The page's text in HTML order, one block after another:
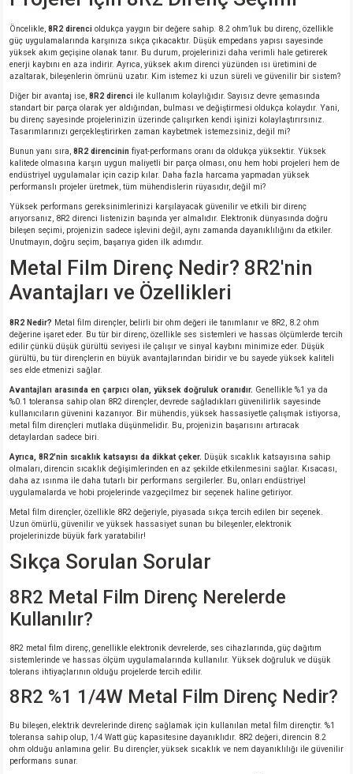
MARKA)
Öncelikle, 8R2 direnci oldukça yaygın bir değere sahip. 8.2 ohm’luk bu direnç, özellikle
güç uygulamalarında karşınıza sıkça çıkacaktır. Düşük empedans yapısı sayesinde
yüksek akım geçişine olanak tanır. Bu durum, projelerinizi daha verimli hale getirerek
enerji kaybını en aza indirir. Ayrıca, yüksek akım direnci yüzünden ısı üretimini de
azaltarak, bileşenlerin ömrünü uzatır. Kim istemez ki uzun süreli ve güvenilir bir sistem?
Diğer bir avantaj ise, 8R2 direnci ile kullanım kolaylığıdır. Sayısız devre şemasında
standart bir parça olarak yer aldığından, bulması ve değiştirmesi oldukça kolaydır. Yani,
bu direnç sayesinde projelerinizin üzerinde çalışırken kendi işinizi kolaylaştırırsınız.
Tasarımlarınızı gerçekleştirirken zaman kaybetmek istemezsiniz, değil mi?
Bunun yanı sıra, 8R2 direncinin fiyat-performans oranı da oldukça yüksektir. Yüksek
kalitede olmasına karşın uygun maliyetli bir parça olması, onu hem hobi projeleri hem de
endüstriyel uygulamalar için cazip kılar. Daha fazla harcama yapmadan yüksek
performanslı projeler üretmek, tüm mühendislerin rüyasıdır, değil mi?
Yüksek performans gereksinimlerinizi karşılayacak güvenilir ve etkili bir direnç
arıyorsanız, 8R2 direnci listenizin başında yer almalıdır. Elektronik dünyasında doğru
bileşen seçimi, projenizin sadece işlevini değil, aynı zamanda dayanıklılığını da etkiler.
Unutmayın, doğru seçim, başarıya giden ilk adımdır.
Metal Film Direnç Nedir? 8R2'nin
Avantajları ve Özellikleri
8R2 Nedir? Metal film dirençler, belirli bir ohm değeri ile tanımlanır ve 8R2, 8.2 ohm
değerine işaret eder. Bu tür bir direnç, özellikle ses sistemleri ve hassas ölçümlerde tercih
edilir çünkü düşük gürültü seviyesi ile çalışır ve sinyal kaybını minimize eder. Düşük
gürültü, bu tür dirençlerin en büyük avantajlarından biridir ve bu sayede yüksek kaliteli
ses elde etmenizi sağlar.
Avantajları arasında en çarpıcı olan, yüksek doğruluk oranıdır. Genellikle %1 ya da
%0.1 toleransa sahip olan 8R2 dirençler, devrede sağladıkları güvenilirlik sayesinde
kullanıcıların güvenini kazanıyor. Bir mühendis, yüksek hassasiyetle çalışmak istiyorsa,
metal film dirençleri mutlaka düşünmelidir. Bu, projenizin başarısını artıracak
detaylardan sadece biri.
Ayrıca, 8R2'nin sıcaklık katsayısı da dikkat çeker. Düşük sıcaklık katsayısına sahip
olmaları, direncin sıcaklık değişimlerinden en az şekilde etkilenmesini sağlar. Kısacası,
daha az ısınma ile daha tutarlı bir performans sergilerler. Bu, onları endüstriyel
uygulamalarda ve hobi projelerinde vazgeçilmez bir seçenek haline getiriyor.
Metal film dirençler, özellikle 8R2 değeriyle, piyasada sıkça tercih edilen bir seçenek.
Uzun ömürlü, güvenilir ve yüksek hassasiyet sunan bu bileşenler, elektronik
projelerinizde büyük fark yaratabilir!
Sıkça Sorulan Sorular
8R2 Metal Film Direnç Nerelerde
Kullanılır?
8R2 metal film direnç, genellikle elektronik devrelerde, ses cihazlarında, güç dağıtım
sistemlerinde ve hassas ölçüm uygulamalarında kullanılır. Yüksek doğruluk ve düşük
tolerans ihtiyaçlarının olduğu projelerde tercih edilir.
8R2 %1 1/4W Metal Film Direnç Nedir?
Bu bileşen, elektrik devrelerinde direnç sağlamak için kullanılan metal film dirençtir. %1
toleransa sahip olup, 1/4 Watt güç kapasitesine dayanıklıdır. 8R2 değeri, direncin 8.2
ohm olduğu anlamına gelir. Bu dirençler, yüksek sıcaklık ve nem dayanıklılığı ile güvenilir
performans sunar.